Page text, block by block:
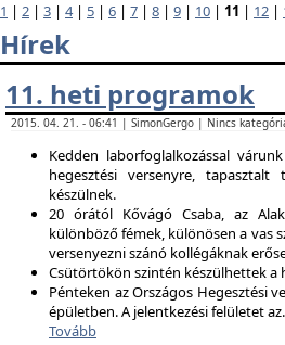
1 | 2 | 3 | 4| 5 | 6 | 7 | 8 | 9 | 10 | 11 | 12 |
Hírek
11. heti programok
2015. 04. 21. - 06:41 | SimonGergo | Nincs
Kedden laborfoglalkozással
hegesztési versenyre,
készülnek.
20 órától Kővágó Csaba, az
különböző fémek, különösen a vas
versenyezni szánó kollégáknak
Csütörtökön szintén készülhettek a
Pénteken az Országos Hegesztési
épületben. A jelentkezési felületet az
Tovább